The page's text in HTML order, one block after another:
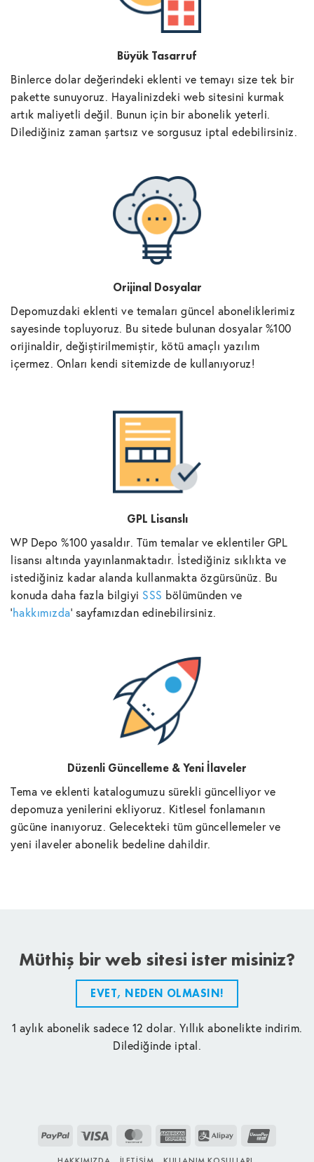
Büyük Tasarruf
Binlerce dolar değerindeki eklenti ve temayı size tek bir
pakette sunuyoruz. Hayalinizdeki web sitesini kurmak
artık maliyetli değil. Bunun için bir abonelik yeterli.
Dilediğiniz zaman şartsız ve sorgusuz iptal edebilirsiniz.
Orijinal Dosyalar
Depomuzdaki eklenti ve temaları güncel aboneliklerimiz
sayesinde topluyoruz. Bu sitede bulunan dosyalar %100
orijinaldir, değiştirilmemiştir, kötü amaçlı yazılım
içermez. Onları kendi sitemizde de kullanıyoruz!
GPL Lisanslı
WP Depo %100 yasaldır. Tüm temalar ve eklentiler GPL
lisansı altında yayınlanmaktadır. İstediğiniz sıklıkta ve
istediğiniz kadar alanda kullanmakta özgürsünüz. Bu
konuda daha fazla bilgiyi SSS bölümünden ve
'hakkımızda' sayfamızdan edinebilirsiniz.
Düzenli Güncelleme & Yeni İlaveler
Tema ve eklenti katalogumuzu sürekli güncelliyor ve
depomuza yenilerini ekliyoruz. Kitlesel fonlamanın
gücüne inanıyoruz. Gelecekteki tüm güncellemeler ve
yeni ilaveler abonelik bedeline dahildir.
Müthiş bir web sitesi ister misiniz?
EVET, NEDEN OLMASIN!
1 aylık abonelik sadece 12 dolar. Yıllık abonelikte indirim.
Dilediğinde iptal.
PayPal Visa MasterCardAmerican
Alipay